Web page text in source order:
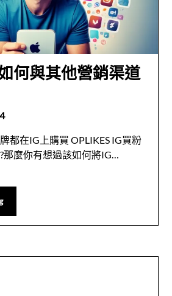
何與其他營銷渠道
都在IG上購買 OPLIKES IG買粉
麼你有想過該如何將IG…